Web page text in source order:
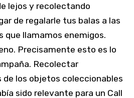
lejos y recolectando
de regalarle tus balas a las
que llamamos enemigos.
Precisamente esto es lo
Recolectar
los objetos coleccionables
sido relevante para un Call